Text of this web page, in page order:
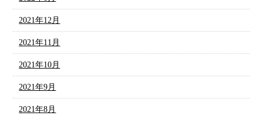
2021年12月
2021年11月
2021年10月
2021年9月
2021年8月